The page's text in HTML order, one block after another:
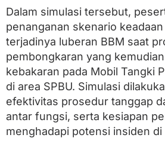
a
n
g
g
u
l
a
n
g
a
n
D
a
Dalam simulasi tersebut,
penanganan skenario
terjadinya luberan BBM saat
pembongkaran yang
kebakaran pada Mobil Tangki
di area SPBU. Simulasi
efektivitas prosedur tanggap
antar fungsi, serta kesiapan
menghadapi potensi insiden di